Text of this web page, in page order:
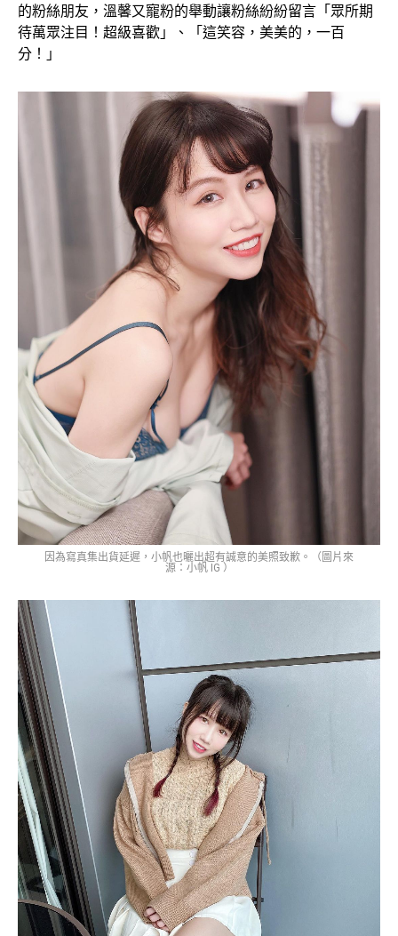
的粉絲朋友，溫馨又寵粉的舉動讓粉絲紛紛留言「眾所期
待萬眾注目！超級喜歡」、「這笑容，美美的，一百
分！」
因為寫真集出貨延遲，小帆也曬出超有誠意的美照致歉。（圖片來
源：小帆 IG ）